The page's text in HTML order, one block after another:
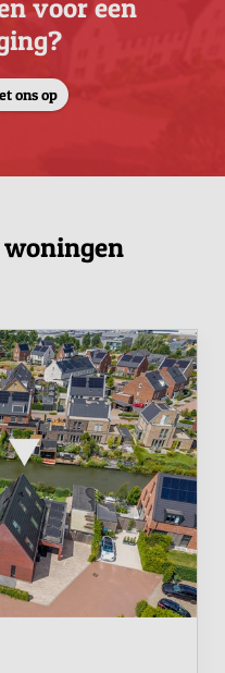
voor een
ons op